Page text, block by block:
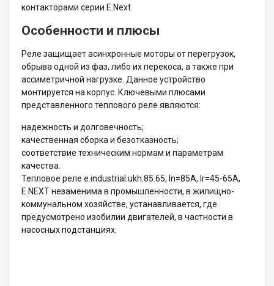
контакторами серии E.Next.
Особенности и плюсы
Реле защищает асинхронные моторы от перегрузок,
обрыва одной из фаз, либо их перекоса, а также при
ассиметричной нагрузке. Данное устройство
монтируется на корпус. Ключевыми плюсами
представленного теплового реле являются:
надежность и долговечность;
качественная сборка и безотказность;
соответствие техническим нормам и параметрам
качества.
Тепловое реле e.industrial.ukh.85.65, In=85А, Ir=45-65А,
E.NEXT незаменима в промышленности, в жилищно-
коммунальном хозяйстве, устанавливается, где
предусмотрено изобилии двигателей, в частности в
насосных подстанциях.